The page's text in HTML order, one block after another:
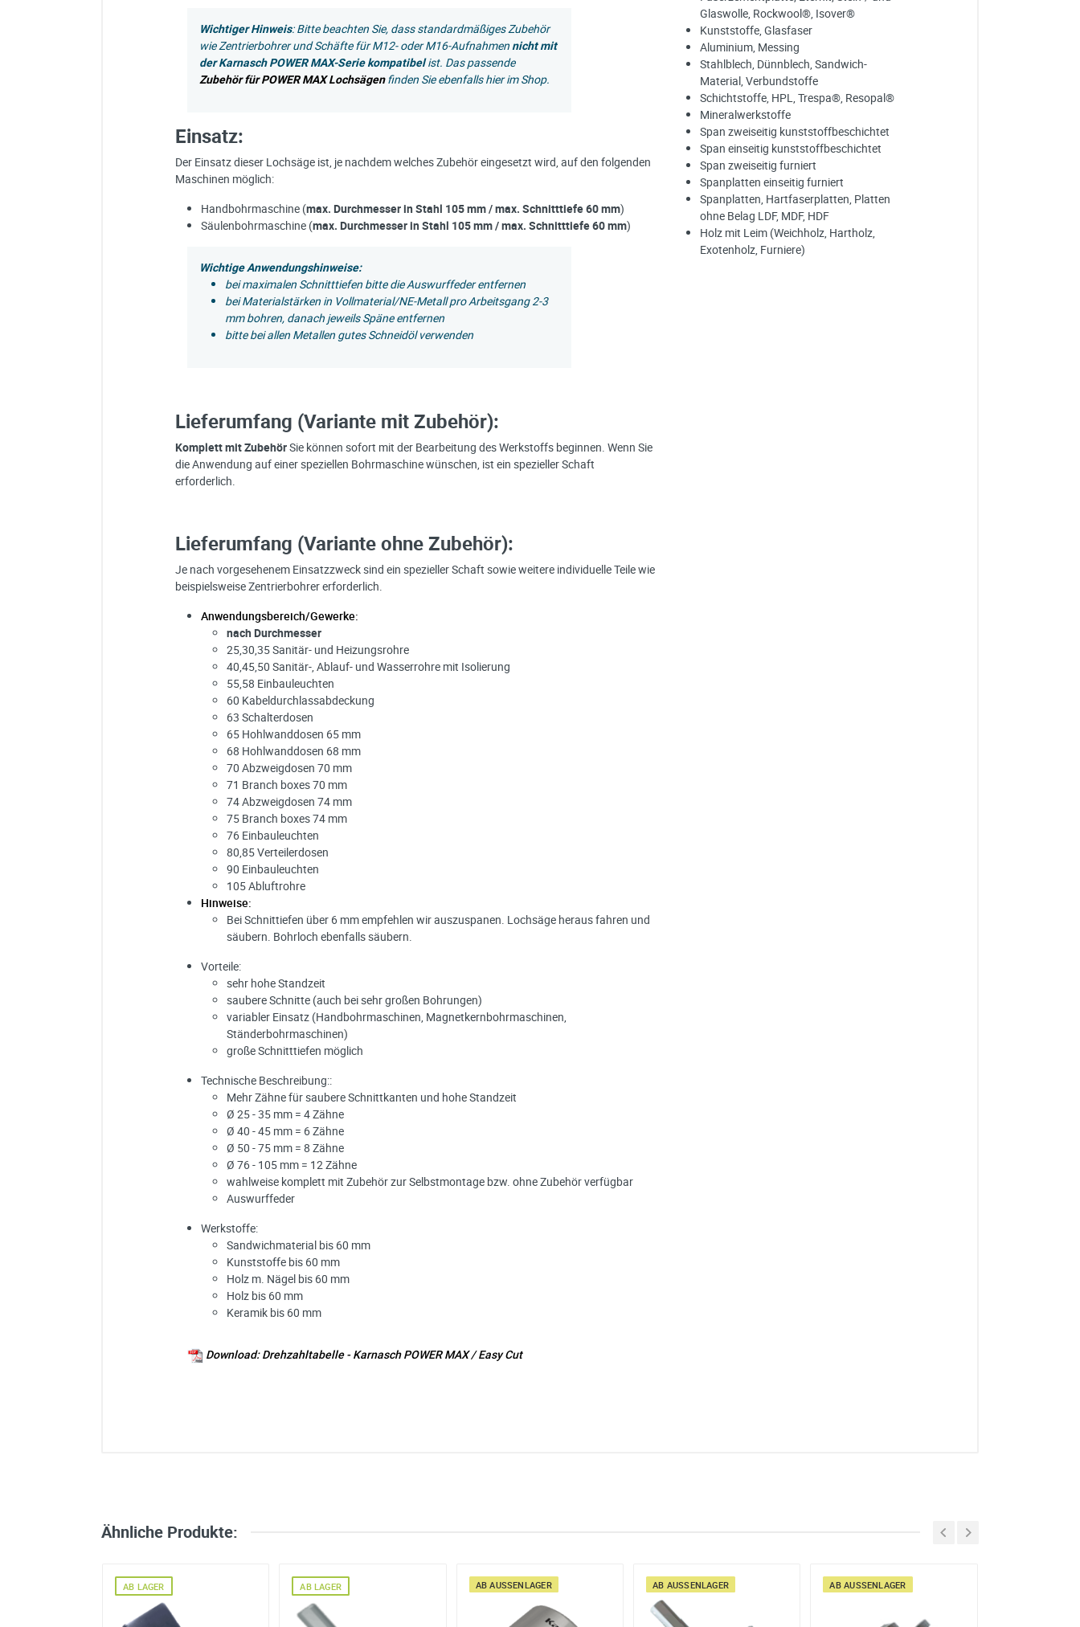
Wichtiger Hinweis: Bitte beachten Sie, dass standardmäßiges Zubehör
wie Zentrierbohrer und Schäfte für M12- oder M16-Aufnahmennicht mit
der Karnasch POWER MAX-Serie kompatibelist. Das passende
Zubehör für POWER MAX Lochsägenfinden Sie ebenfalls hier im Shop.
Einsatz:
Der Einsatz dieser Lochsäge ist, je nachdem welches Zubehör eingesetzt wird, auf den folgenden
Maschinen möglich:
Handbohrmaschine (max. Durchmesser in Stahl 105 mm / max. Schnitttiefe 60 mm)
Säulenbohrmaschine (max. Durchmesser in Stahl 105 mm / max. Schnitttiefe 60 mm)
Wichtige Anwendungshinweise:
bei maximalen Schnitttiefen bitte die Auswurffeder entfernen
bei Materialstärken in Vollmaterial/NE-Metall pro Arbeitsgang 2-3
mm bohren, danach jeweils Späne entfernen
bitte bei allen Metallen gutes Schneidöl verwenden
Lieferumfang (Variante mit Zubehör):
Komplett mit ZubehörSie können sofort mit der Bearbeitung des Werkstoffs beginnen. Wenn Sie
die Anwendung auf einer speziellen Bohrmaschine wünschen, ist ein spezieller Schaft
erforderlich.
Lieferumfang (Variante ohne Zubehör):
Je nach vorgesehenem Einsatzzweck sind ein spezieller Schaft sowie weitere individuelle Teile wie
beispielsweise Zentrierbohrer erforderlich.
Anwendungsbereich/Gewerke:
nach Durchmesser
25,30,35 Sanitär- und Heizungsrohre
40,45,50 Sanitär-, Ablauf- und Wasserrohre mit Isolierung
55,58 Einbauleuchten
60 Kabeldurchlassabdeckung
63 Schalterdosen
65 Hohlwanddosen 65 mm
68 Hohlwanddosen 68 mm
70 Abzweigdosen 70 mm
71 Branch boxes 70 mm
74 Abzweigdosen 74 mm
75 Branch boxes 74 mm
76 Einbauleuchten
80,85 Verteilerdosen
90 Einbauleuchten
105 Abluftrohre
Hinweise:
Bei Schnittiefen über 6 mm empfehlen wir auszuspanen. Lochsäge heraus fahren und
säubern. Bohrloch ebenfalls säubern.
Vorteile:
sehr hohe Standzeit
saubere Schnitte (auch bei sehr großen Bohrungen)
variabler Einsatz (Handbohrmaschinen, Magnetkernbohrmaschinen,
Ständerbohrmaschinen)
große Schnitttiefen möglich
Technische Beschreibung::
Mehr Zähne für saubere Schnittkanten und hohe Standzeit
Ø 25 - 35 mm = 4 Zähne
Ø 40 - 45 mm = 6 Zähne
Ø 50 - 75 mm = 8 Zähne
Ø 76 - 105 mm = 12 Zähne
wahlweise komplett mit Zubehör zur Selbstmontage bzw. ohne Zubehör verfügbar
Auswurffeder
Werkstoffe:
Sandwichmaterial bis 60 mm
Kunststoffe bis 60 mm
Holz m. Nägel bis 60 mm
Holz bis 60 mm
Keramik bis 60 mm
Download: Drehzahltabelle - Karnasch POWER MAX / Easy Cut
Glaswolle, Rockwool®, Isover®
Kunststoffe, Glasfaser
Aluminium, Messing
Stahlblech, Dünnblech, Sandwich-
Material, Verbundstoffe
Schichtstoffe, HPL, Trespa®, Resopal®
Mineralwerkstoffe
Span zweiseitig kunststoffbeschichtet
Span einseitig kunststoffbeschichtet
Span zweiseitig furniert
Spanplatten einseitig furniert
Spanplatten, Hartfaserplatten, Platten
ohne Belag LDF, MDF, HDF
Holz mit Leim (Weichholz, Hartholz,
Exotenholz, Furniere)
Zum Ausschneiden für Hohlwanddosen
Ihre Anschrift
Ähnliche Produkte:
AB LAGER AB LAGER AB AUSSENLAGER AB AUSSENLAGER AB AUSSENLAGER